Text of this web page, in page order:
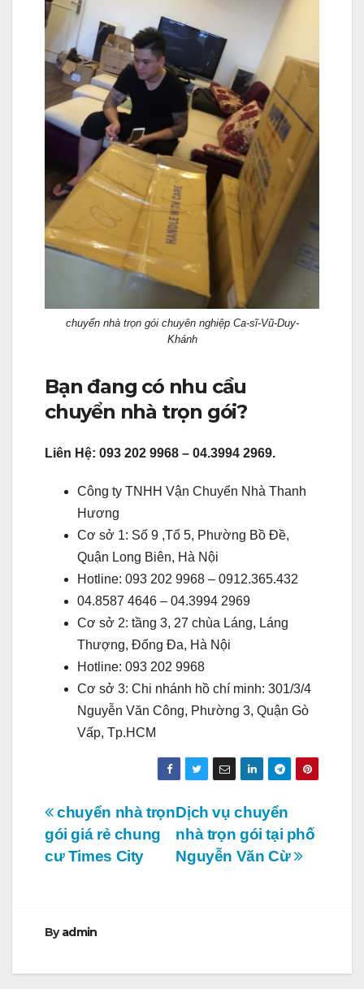
chuyển nhà trọn gói chuyên nghiệp Ca-sĩ-Vũ-Duy-
Khánh
Bạn đang có nhu cầu
chuyển nhà trọn gói?
Liên Hệ: 093 202 9968 – 04.3994 2969.
Công ty TNHH Vận Chuyển Nhà Thanh
Hương
Cơ sở 1: Số 9 ,Tổ 5, Phường Bồ Đề,
Quận Long Biên, Hà Nội
Hotline: 093 202 9968 – 0912.365.432
04.8587 4646 – 04.3994 2969
Cơ sở 2: tầng 3, 27 chùa Láng, Láng
Thượng, Đống Đa, Hà Nội
Hotline: 093 202 9968
Cơ sở 3: Chi nhánh hồ chí minh: 301/3/4
Nguyễn Văn Công, Phường 3, Quận Gò
Vấp, Tp.HCM
Điều
hướng
viết
Dịch vụ chuyển
nhà trọn gói tại phố
Nguyễn Văn Cừ
chuyển nhà trọn
gói giá rẻ chung
cư Times City
Byadmin